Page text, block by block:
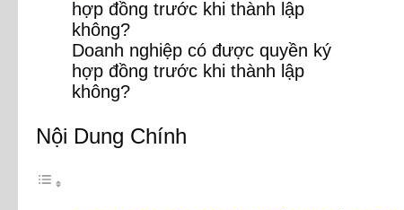
Doanh nghiệp có được quyền ký
hợp đồng trước khi thành lập
không?
Nội Dung Chính